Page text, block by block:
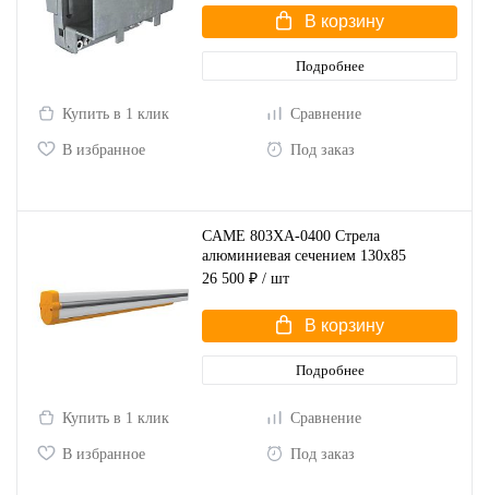
В корзину
Подробнее
Купить в 1 клик Сравнение
В избранное Под заказ
CAME 803XA-0400 Стрела
алюминиевая сечением 130х85
26 500 ₽ / шт
В корзину
Подробнее
Купить в 1 клик Сравнение
В избранное Под заказ